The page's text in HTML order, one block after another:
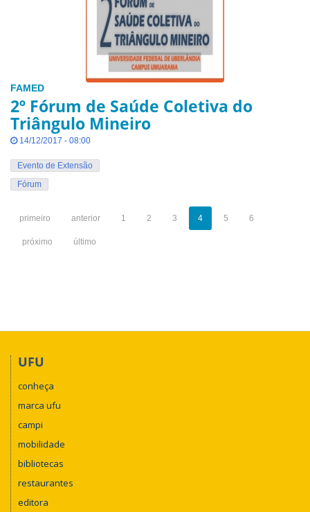
FAMED
2º Fórum de Saúde Coletiva do
Triângulo Mineiro
14/12/2017 - 08:00
Evento de Extensão
Fórum
primeiro anterior 1 2 3 4 5 6
próximo último
UFU
conheça
marca ufu
campi
mobilidade
bibliotecas
restaurantes
editora